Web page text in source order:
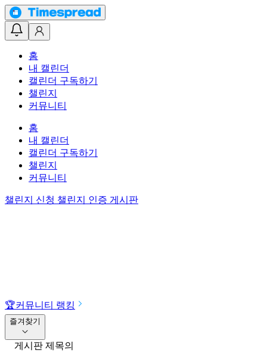
홈
내 캘린더
캘린더 구독하기
챌린지
커뮤니티
홈
내 캘린더
캘린더 구독하기
챌린지
커뮤니티
챌린지 신청 챌린지 인증 게시판
🏆커뮤니티 랭킹
즐겨찾기
게시판 제목의